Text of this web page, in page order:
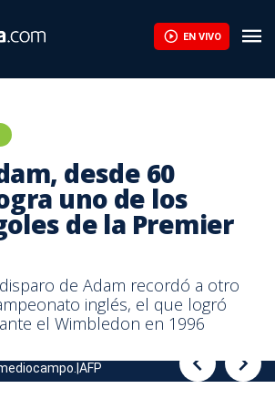
EN VIVO
desde 60
uno de los
de la Premier
de Adam recordó a otro
inglés, el que logró
el Wimbledon en 1996